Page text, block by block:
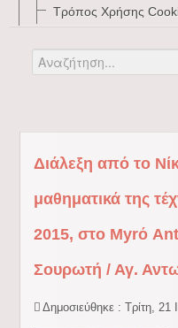
Τρόπος Xρήσης
Αναζήτηση...
Διάλεξη από το
μαθηματικά της
2015, στο Myrό
Σουρωτή / Αγ.
Δημοσιεύθηκε : Τρίτη, 21